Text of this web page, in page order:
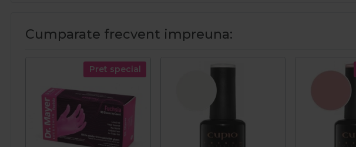
Cumparate frecvent impreuna:
Pret special